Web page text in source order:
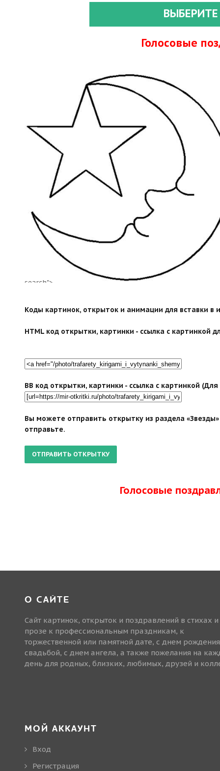
Голосовые
search">
Коды картинок, открыток и анимации для вставки в
HTML код открытки, картинки - ссылка с картинкой
BB код открытки, картинки - ссылка с картинкой
Вы можете отправить открытку из раздела
отправьте.
Голосовые
О САЙТЕ
Сайт картинок, открыток и поздравлений в стихах и
прозе к профессиональным праздникам, к
торжественной или памятной дате, с днем
свадьбой, с днем ангела, а также пожелания на
день для родных, близких, любимых, друзей и
МОЙ АККАУНТ
Вход
Регистрация